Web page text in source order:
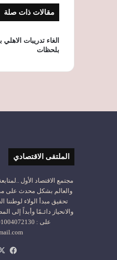
مقالات ذات صلة
الغاء تدريبات الاهلي
بلحظات
الملتقى الاقتصادي
مجتمع الاقتصاد الأول
والعالم بشكل محدث على
تحقيق مبدأ الولاء لوطننا
والانحياز دائـمًا وأبداً إلى